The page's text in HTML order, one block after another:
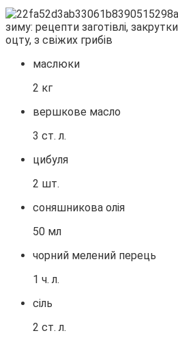
маслюки
2 кг
вершкове масло
3 ст. л.
цибуля
2 шт.
соняшникова олія
50 мл
чорний мелений перець
1 ч. л.
сіль
2 ст. л.